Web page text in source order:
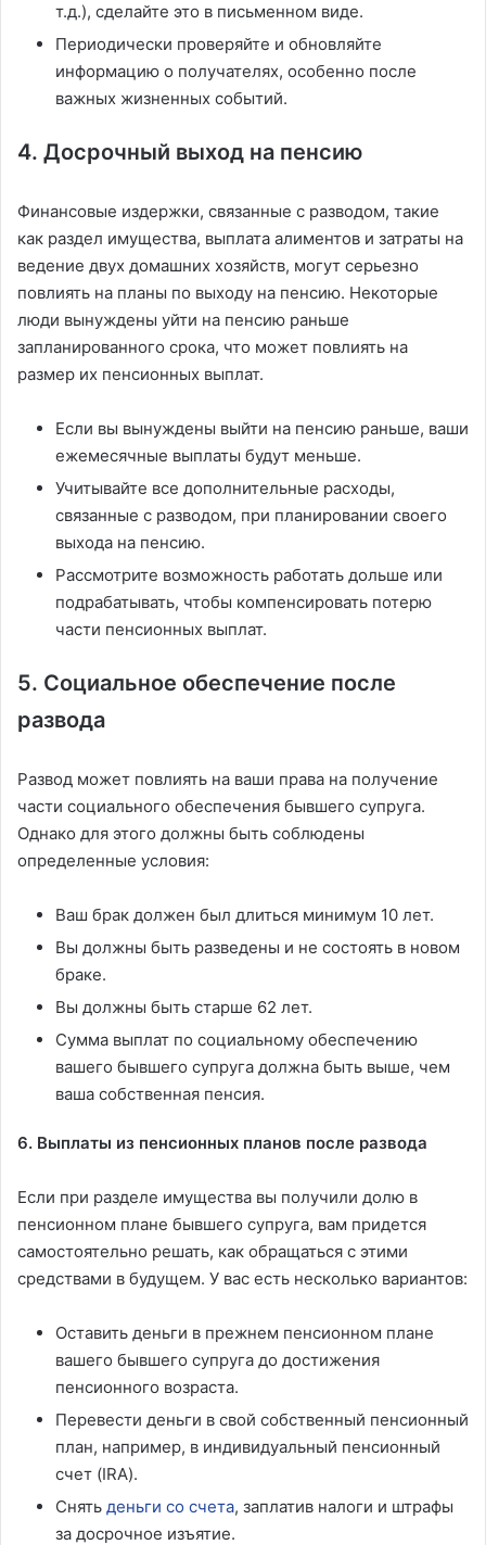
т.д.), сделайте это в письменном виде.
Периодически проверяйте и обновляйте
информацию о получателях, особенно после
важных жизненных событий.
4. Досрочный выход на пенсию
Финансовые издержки, связанные с разводом, такие
как раздел имущества, выплата алиментов и затраты на
ведение двух домашних хозяйств, могут серьезно
повлиять на планы по выходу на пенсию. Некоторые
люди вынуждены уйти на пенсию раньше
запланированного срока, что может повлиять на
размер их пенсионных выплат.
Если вы вынуждены выйти на пенсию раньше, ваши
ежемесячные выплаты будут меньше.
Учитывайте все дополнительные расходы,
связанные с разводом, при планировании своего
выхода на пенсию.
Рассмотрите возможность работать дольше или
подрабатывать, чтобы компенсировать потерю
части пенсионных выплат.
5. Социальное обеспечение после
развода
Развод может повлиять на ваши права на получение
части социального обеспечения бывшего супруга.
Однако для этого должны быть соблюдены
определенные условия:
Ваш брак должен был длиться минимум 10 лет.
Вы должны быть разведены и не состоять в новом
браке.
Вы должны быть старше 62 лет.
Сумма выплат по социальному обеспечению
вашего бывшего супруга должна быть выше, чем
ваша собственная пенсия.
6. Выплаты из пенсионных планов после развода
Если при разделе имущества вы получили долю в
пенсионном плане бывшего супруга, вам придется
самостоятельно решать, как обращаться с этими
средствами в будущем. У вас есть несколько вариантов:
Оставить деньги в прежнем пенсионном плане
вашего бывшего супруга до достижения
пенсионного возраста.
Перевести деньги в свой собственный пенсионный
план, например, в индивидуальный пенсионный
счет (IRA).
Снять деньги со счета, заплатив налоги и штрафы
за досрочное изъятие.